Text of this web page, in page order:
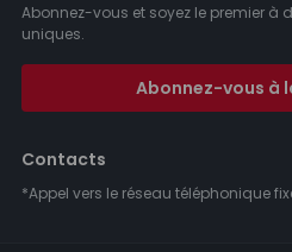
Abonnez-vous et soyez le premier à
uniques.
Abonnez-vous à
Contacts
*Appel vers le réseau téléphonique